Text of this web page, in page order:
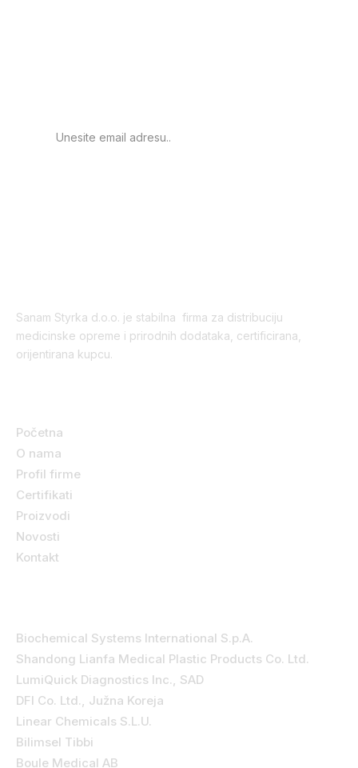
Sanam Styrka d.o.o. je stabilna firma za distribuciju
medicinske opreme i prirodnih dodataka, certificirana,
orijentirana kupcu.
Početna
O nama
Profil firme
Certifikati
Proizvodi
Novosti
Kontakt
Biochemical Systems International S.p.A.
Shandong Lianfa Medical Plastic Products Co. Ltd.
LumiQuick Diagnostics Inc., SAD
DFI Co. Ltd., Južna Koreja
Linear Chemicals S.L.U.
Bilimsel Tibbi
Boule Medical AB